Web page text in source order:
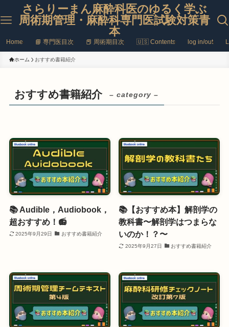
さらりーまん麻酔科医のゆるく学ぶ
周術期管理・麻酔科専門医試験対策青
本
Home 📘 専門医目次 📕 周術期目次 🇺🇸 Contents log in/out
ホーム おすすめ書籍紹介
おすすめ書籍紹介 – category –
📚 Audible，Audiobook，
超おすすめ！📻
2025年9月29日 おすすめ書籍紹介
📚【おすすめ本】解剖学の
教科書〜解剖学はつまらな
いのか！？〜
2025年9月27日 おすすめ書籍紹介